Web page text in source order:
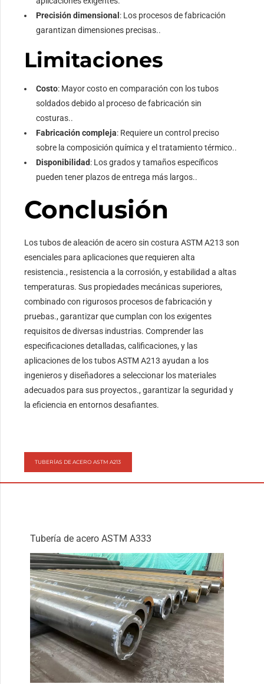
Precisión dimensional : Los procesos de fabricación
garantizan dimensiones precisas..
Limitaciones
Costo: Mayor costo en comparación con los tubos
soldados debido al proceso de fabricación sin
costuras..
Fabricación compleja: Requiere un control preciso
sobre la composición química y el tratamiento térmico..
Disponibilidad: Los grados y tamaños específicos
pueden tener plazos de entrega más largos..
Conclusión
Los tubos de aleación de acero sin costura ASTM A213 son
esenciales para aplicaciones que requieren alta
resistencia., resistencia a la corrosión, y estabilidad a altas
temperaturas. Sus propiedades mecánicas superiores,
combinado con rigurosos procesos de fabricación y
pruebas., garantizar que cumplan con los exigentes
requisitos de diversas industrias. Comprender las
especificaciones detalladas, calificaciones, y las
aplicaciones de los tubos ASTM A213 ayudan a los
ingenieros y diseñadores a seleccionar los materiales
adecuados para sus proyectos., garantizar la seguridad y
la eficiencia en entornos desafiantes.
TUBERÍAS DE ACERO ASTM A213
Tubería de acero ASTM A333